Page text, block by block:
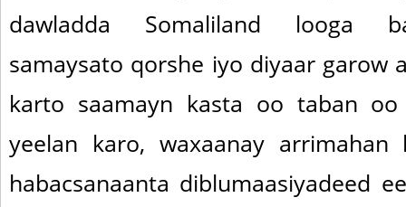
dawladda Somaliland looga
samaysato qorshe iyo diyaar garow
karto saamayn kasta oo taban
yeelan karo, waxaanay arrimahan
habacsanaanta diblumaasiyadeed